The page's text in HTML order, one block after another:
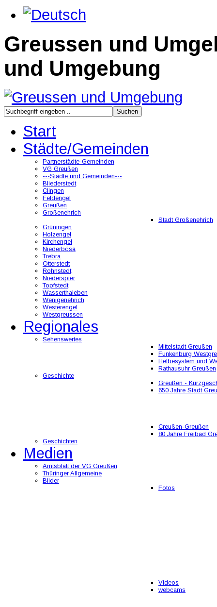
Greussen und
und Umgebung
Start
Städte/Gemeinden
Partnerstädte-Gemeinden
VG Greußen
---Städte und Gemeinden---
Bliederstedt
Clingen
Feldengel
Greußen
Großenehrich
Stadt Großenehrich
Grüningen
Holzengel
Kirchengel
Niederbösa
Trebra
Otterstedt
Rohnstedt
Niederspier
Topfstedt
Wasserthaleben
Wenigenehrich
Westerengel
Westgreussen
Regionales
Sehenswertes
Mittelstadt Greußen
Funkenburg
Helbesystem und
Rathausuhr Greußen
Geschichte
Greußen -
650 Jahre Stadt
Creußen-Greußen
80 Jahre Freibad
Geschichten
Medien
Amtsblatt der VG Greußen
Thüringer Allgemeine
Bilder
Fotos
Videos
webcams